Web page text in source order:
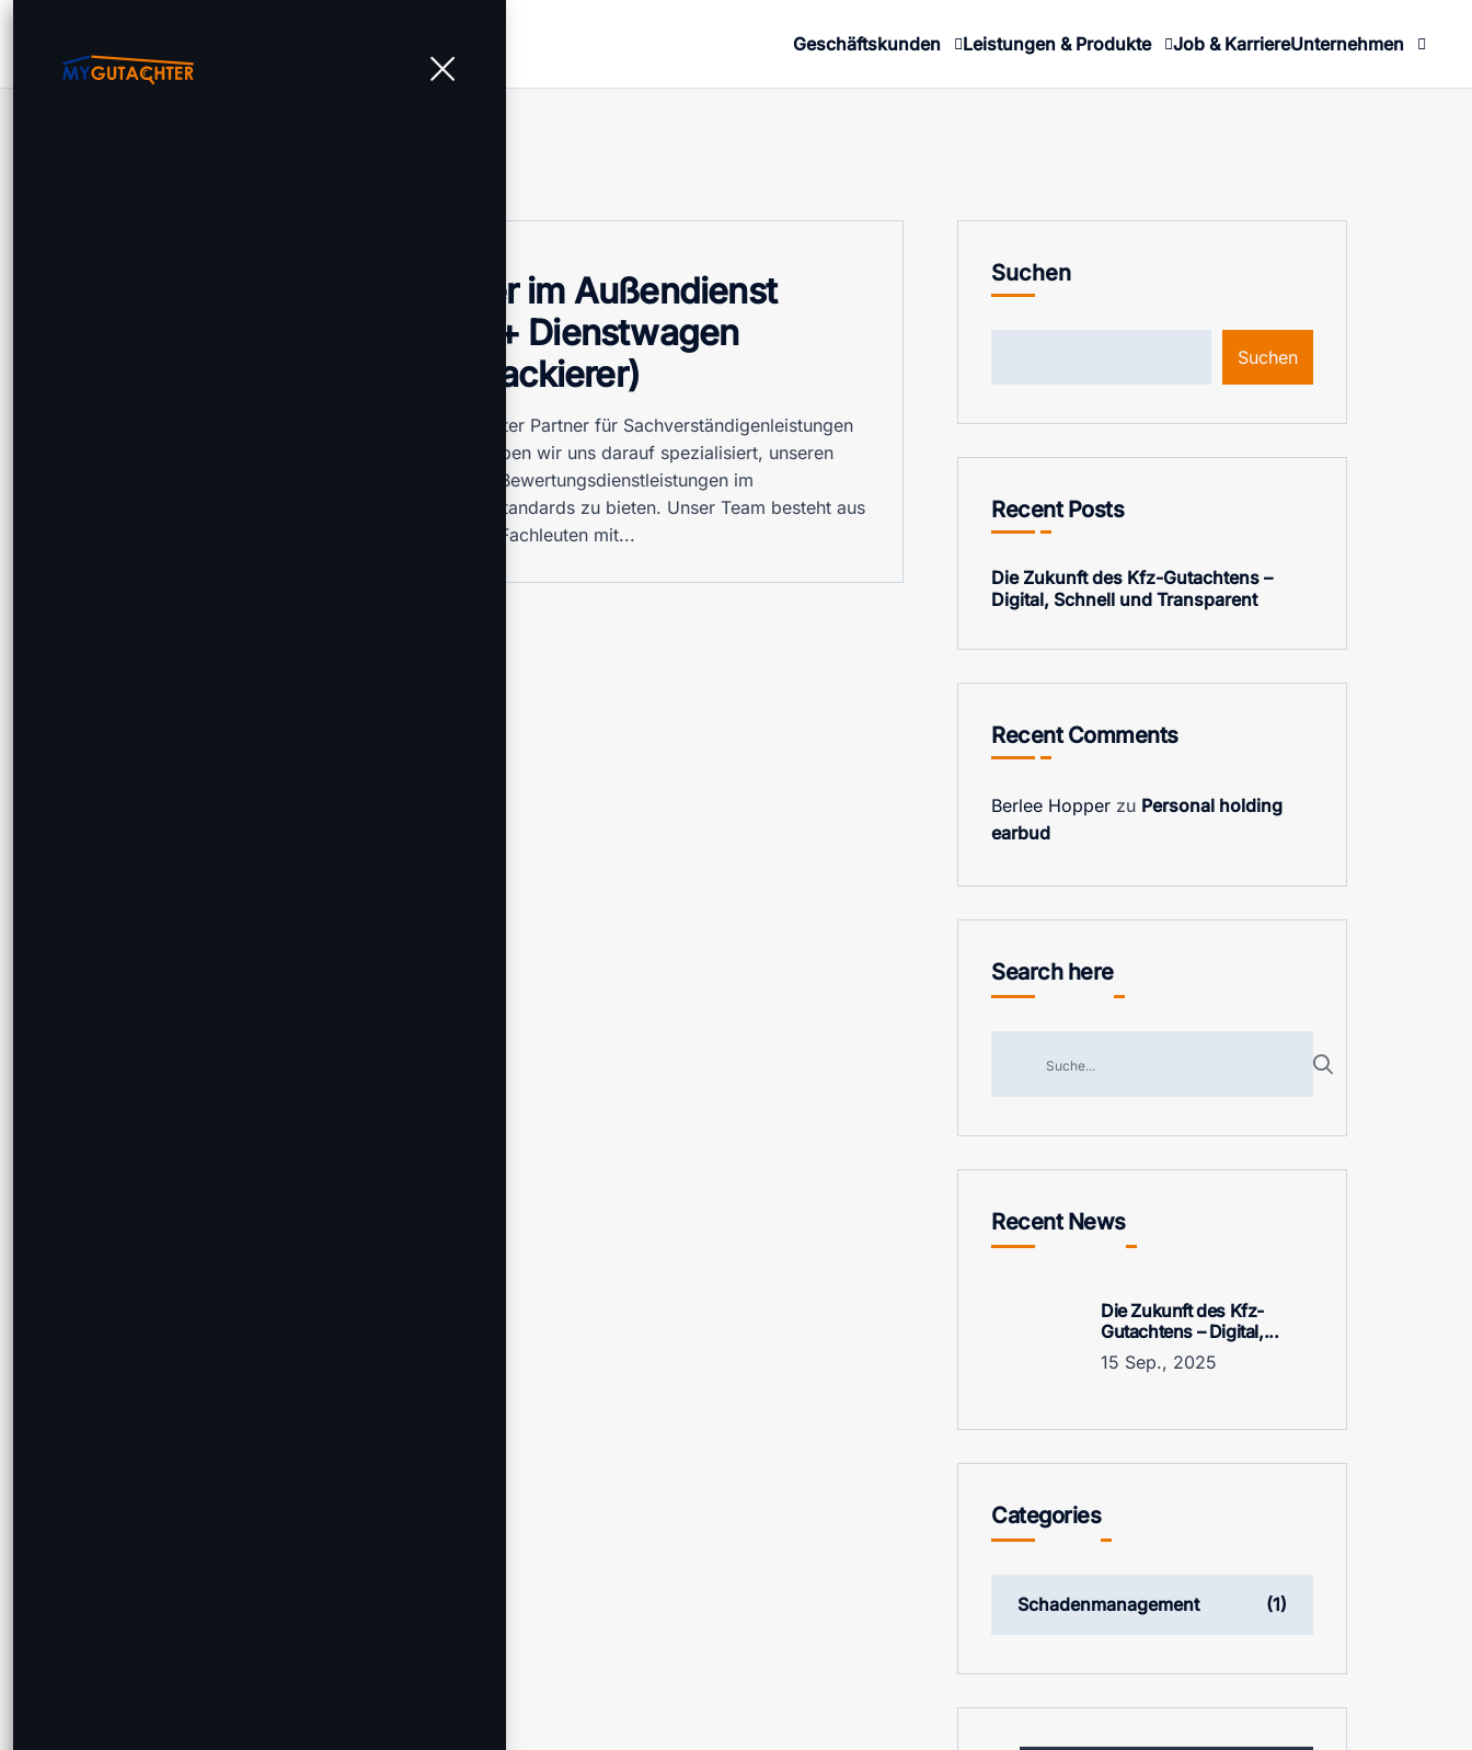
Geschäftskunden Leistungen & Produkte Job & KarriereUnternehmen
KFZ-Sachverständiger im Außendienst
(m/w/d) HomeOffice + Dienstwagen
(Meister Karosserie/Lackierer)
Die MyGutachter GmbH ist ein bundesweiter Partner für Sachverständigenleistungen
in Deutschland. Seit unserer Gründung haben wir uns darauf spezialisiert, unseren
Kunden Gutachten sowie Beratungs- und Bewertungsdienstleistungen im
Schadenmanagement nach IFS Branchenstandards zu bieten. Unser Team besteht aus
hochqualifizierten Sachverständigen und Fachleuten mit...
Suchen
Suchen
Recent Posts
Die Zukunft des Kfz-Gutachtens –
Digital, Schnell und Transparent
Recent Comments
Berlee Hopper zu Personal holding
earbud
Search here
Recent News
Die Zukunft des Kfz-
Gutachtens – Digital,...
15 Sep., 2025
Categories
Schadenmanagement (1)